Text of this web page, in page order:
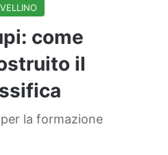
come
il
la formazione